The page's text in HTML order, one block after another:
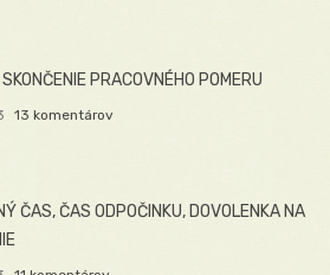
PRACOVNÉHO POMERU
13 komentárov
ČAS, ČAS ODPOČINKU, DOVOLENKA NA